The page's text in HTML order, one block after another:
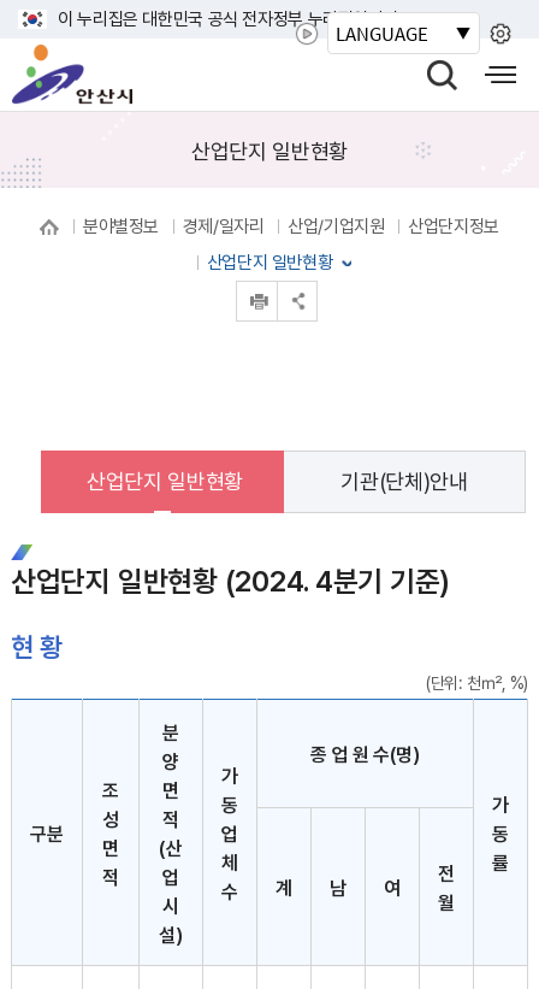
기
이 누리집은 대한민국 공식 전자정부 누리집입니다.
시
색
기
바
사
산업단지 일반현황
분야별정보 경제/일자리 산업/기업지원
산업단지정보
산업단지 일반현황
산업단지 일반현황 기관(단체)안내
산업단지 일반현황 (2024. 4분기 기준)
현 황
(단위: 천㎡, %)
구분
조
성
면
적
분
양
면
적
(산
업
시
설)
가
동
업
체
수
종 업 원 수(명)
가
동
률
계
남 여
전
월
LANGUAGE